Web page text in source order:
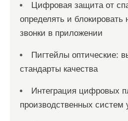
Цифровая защита от
определять и блокировать
звонки в приложении
Пигтейлы оптические:
стандарты качества
Интеграция цифровых
производственных систем